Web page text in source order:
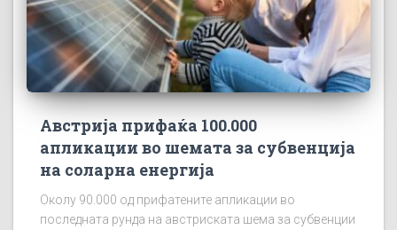
Австрија прифаќа 100.000
апликации во шемата за субвенција
на соларна енергија
Околу 90.000 од прифатените апликации во
последната рунда на австриската шема за субвенции